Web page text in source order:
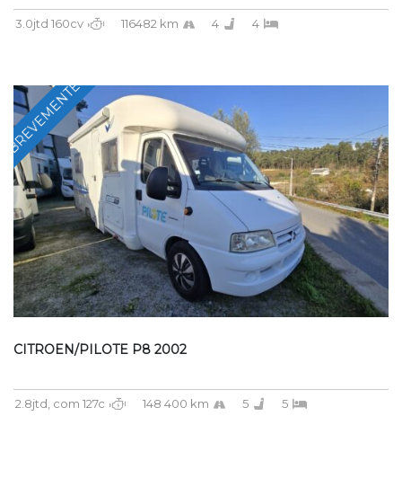
3.0jtd 160cv 116482 km 4 4
BREVEMENTE
CITROEN/PILOTE P8 2002
2.8jtd, com 127c 148 400 km 5 5